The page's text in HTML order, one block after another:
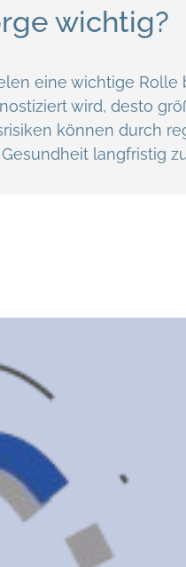
wichtig?
eine wichtige
wird, desto
können durch
langfristig